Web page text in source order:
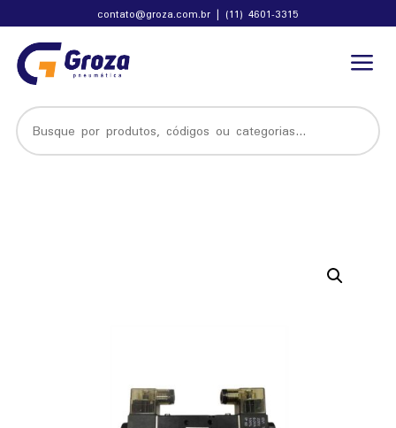
contato@groza.com.br | (11) 4601-3315
a